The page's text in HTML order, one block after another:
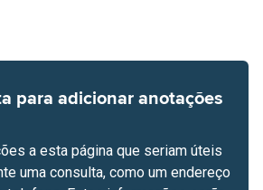
para adicionar anotações
a esta página que seriam úteis
uma consulta, como um endereço